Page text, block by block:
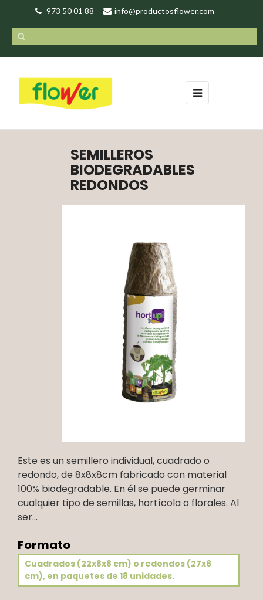
973 50 01 88 info@productosflower.com
Navegación
de
☰
SEMILLEROS
BIODEGRADABLES
REDONDOS
Este es un semillero individual, cuadrado o
redondo, de 8x8x8cm fabricado con material
100% biodegradable. En él se puede germinar
cualquier tipo de semillas, hortícola o florales. Al
ser...
Formato
Cuadrados (22x8x8 cm) o redondos (27x6
cm), en paquetes de 18 unidades.